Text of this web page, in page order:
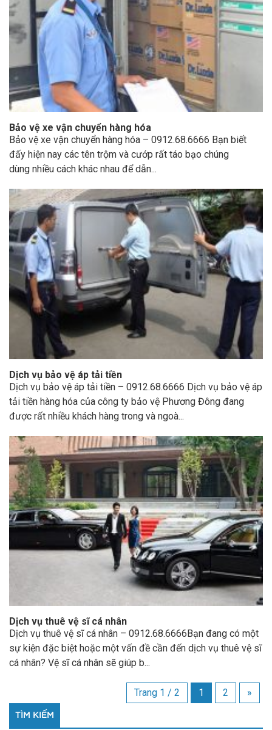
Bảo vệ xe vận chuyển hàng hóa
Bảo vệ xe vận chuyển hàng hóa – 0912.68.6666 Bạn biết
đấy hiện nay các tên trộm và cướp rất táo bạo chúng
dùng nhiều cách khác nhau để dẫn...
Dịch vụ bảo vệ áp tải tiền
Dịch vụ bảo vệ áp tải tiền – 0912.68.6666 Dịch vụ bảo vệ áp
tải tiền hàng hóa của công ty bảo vệ Phương Đông đang
được rất nhiều khách hàng trong và ngoà...
Dịch vụ thuê vệ sĩ cá nhân
Dịch vụ thuê vệ sĩ cá nhân – 0912.68.6666Bạn đang có một
sự kiện đặc biệt hoặc một vấn đề cần đến dịch vụ thuê vệ sĩ
cá nhân? Vệ sĩ cá nhân sẽ giúp b...
Trang 1 / 2 1 2 »
TÌM KIẾM